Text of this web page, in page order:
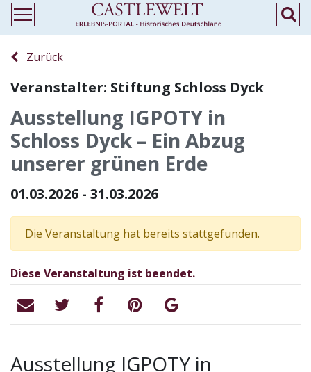
Zurück
Veranstalter: Stiftung Schloss Dyck
Ausstellung IGPOTY in
Schloss Dyck – Ein Abzug
unserer grünen Erde
01.03.2026 - 31.03.2026
Die Veranstaltung hat bereits stattgefunden.
Diese Veranstaltung ist beendet.
Ausstellung IGPOTY in